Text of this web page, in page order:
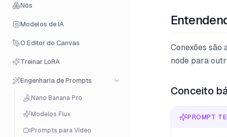
Nós
Modelos de IA
O Editor do Canvas
Treinar LoRA
Engenharia de Prompts
Nano Banana Pro
Modelos Flux
Prompts para Vídeo
Conexões são
node para
Conceito
PROMPT